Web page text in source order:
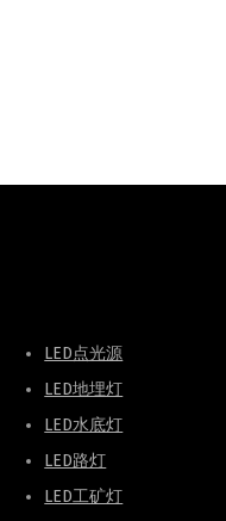
LED点光源
LED地埋灯
LED水底灯
LED路灯
LED工矿灯